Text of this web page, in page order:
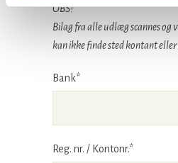
OBS!
Bilag fra alle udlæg scannes
kan ikke finde sted kontant eller
Bank*
Reg. nr. / Kontonr.*